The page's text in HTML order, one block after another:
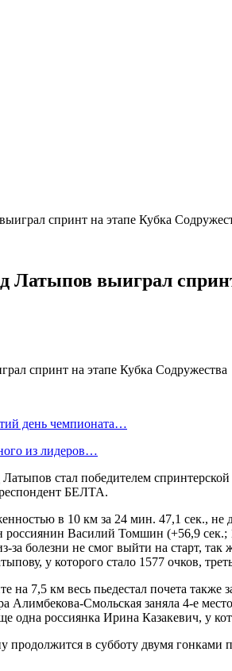
спринт на этапе Кубка
Латыпов выиграл
день чемпионата…
из лидеров…
стал победителем
БЕЛТА.
в 10 км за 24 мин. 47,1 сек.,
Василий Томшин (+56,9
за болезни не смог выйти на старт,
у которого стало 1577 очков,
7,5 км весь пьедестал почета
Алимбекова-Смольская заняла 4-е
одна россиянка Ирина Казакевич, у
в субботу двумя гонками